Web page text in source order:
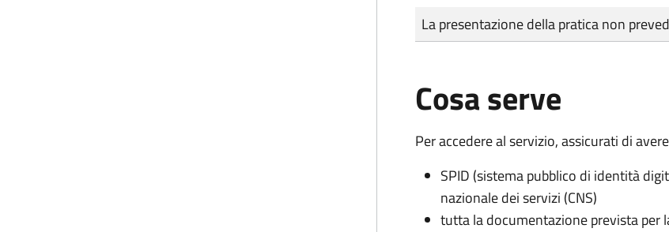
Tipo di pagamento
Importo
La presentazione della pratica non
Cosa serve
Per accedere al servizio, assicurati di
SPID (sistema pubblico di identità
nazionale dei servizi (CNS)
tutta la documentazione prevista per